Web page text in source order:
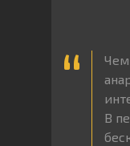
Чем
В